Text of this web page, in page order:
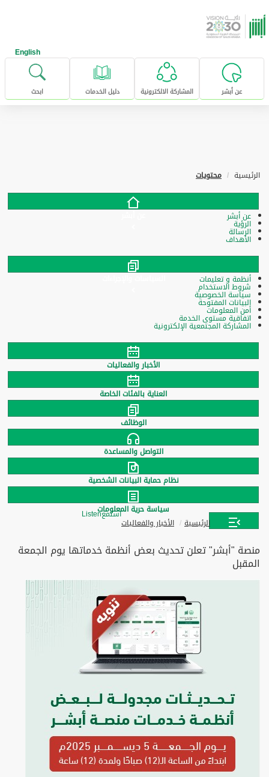
تخطى للإنتقال إلى المحتوى الرئيسي
English
عن أبشر المشاركة الالكترونية دليل الخدمات ابحث
الرئيسية محتويات
عن أبشر
الرؤية
الرسالة
الأهداف
أنظمة و تعليمات
شروط الاستخدام
سياسة الخصوصية
البيانات المفتوحة
أمن المعلومات
اتفاقية مستوى الخدمة
المشاركة المجتمعية الإلكترونية
الأخبار والفعاليات
العناية بالفئات الخاصة
الوظائف
التواصل والمساعدة
نظام حماية البيانات الشخصية
سياسة حرية المعلومات
الرئيسية
الأخبار والفعاليات
استمعListen
منصة "أبشر" تعلن تحديث بعض أنظمة خدماتها يوم الجمعة
المقبل